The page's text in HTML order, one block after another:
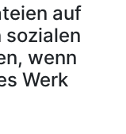
auf
sozialen
wenn
Werk